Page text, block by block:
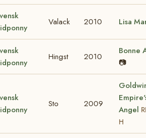
Valack 2010 Lisa
Hingst 2010
Bonne
📷
Sto 2009
Angel
H